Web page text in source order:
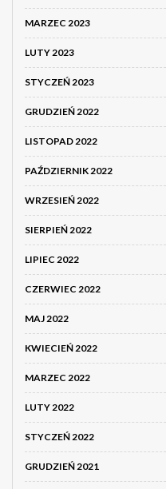
MARZEC 2023
LUTY 2023
STYCZEŃ 2023
GRUDZIEŃ 2022
LISTOPAD 2022
PAŹDZIERNIK 2022
WRZESIEŃ 2022
SIERPIEŃ 2022
LIPIEC 2022
CZERWIEC 2022
MAJ 2022
KWIECIEŃ 2022
MARZEC 2022
LUTY 2022
STYCZEŃ 2022
GRUDZIEŃ 2021